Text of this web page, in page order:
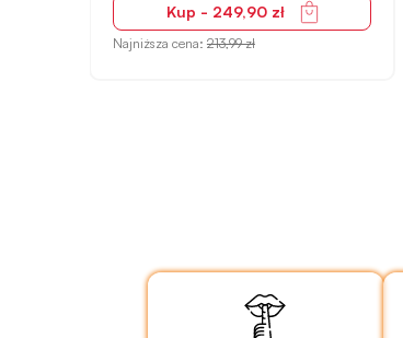
Kup - 249,90 zł
Najniższa cena: 213,99 zł